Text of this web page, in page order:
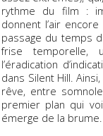
rythme du film :
donnent l’air
passage du temps
frise temporelle,
l’éradication
dans Silent Hill.
rêve, entre
premier plan qui
émerge de la brume.